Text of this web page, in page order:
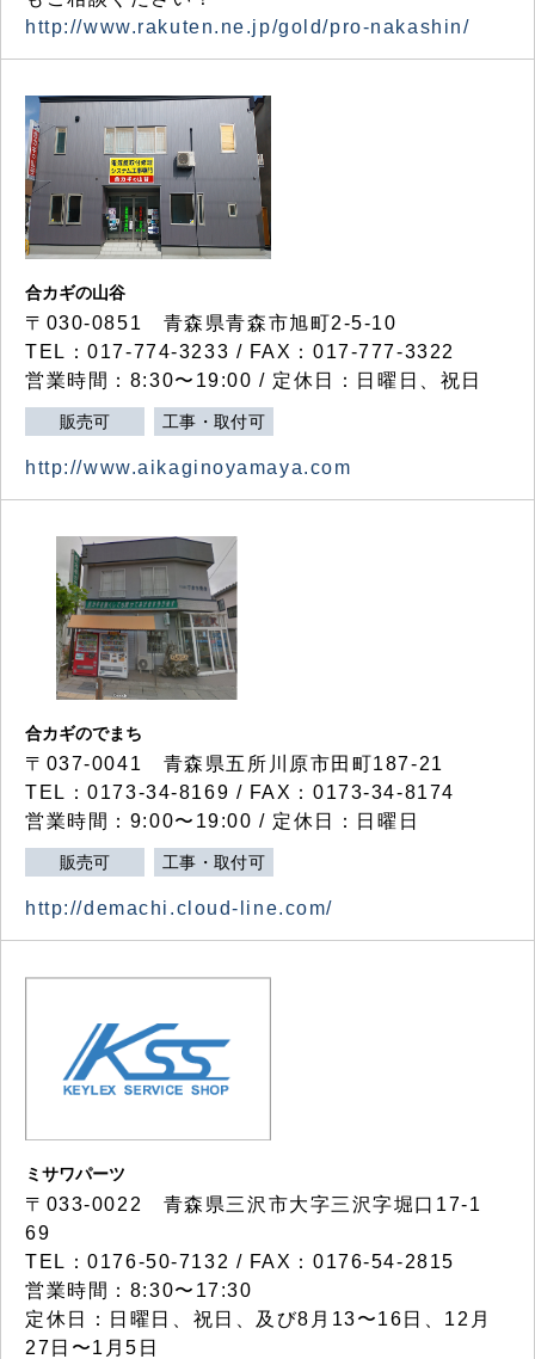
http://www.rakuten.ne.jp/gold/pro-nakashin/
合カギの山谷
〒030-0851 青森県青森市旭町2-5-10
TEL：017-774-3233 / FAX：017-777-3322
営業時間：8:30〜19:00 / 定休日：日曜日、祝日
販売可 工事・取付可
http://www.aikaginoyamaya.com
合カギのでまち
〒037-0041 青森県五所川原市田町187-21
TEL：0173-34-8169 / FAX：0173-34-8174
営業時間：9:00〜19:00 / 定休日：日曜日
販売可 工事・取付可
http://demachi.cloud-line.com/
ミサワパーツ
〒033-0022 青森県三沢市大字三沢字堀口17-1
69
TEL：0176-50-7132 / FAX：0176-54-2815
営業時間：8:30〜17:30
定休日：日曜日、祝日、及び8月13〜16日、12月
27日〜1月5日